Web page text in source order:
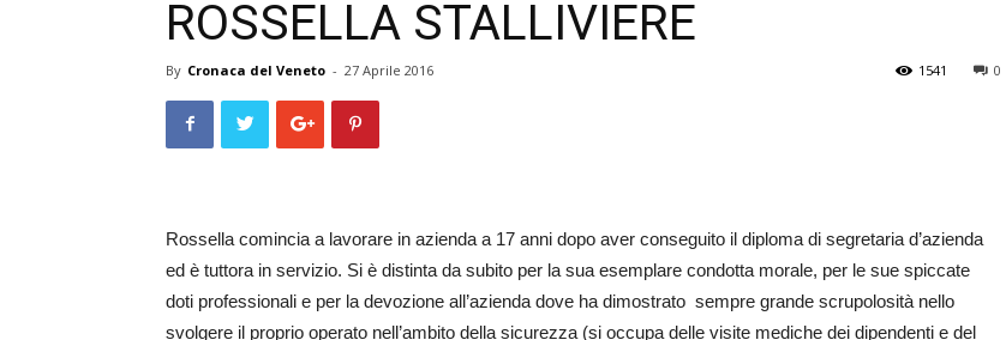
ROSSELLA STALLIVIERE
By Cronaca del Veneto - 27 Aprile 2016 0
1541
Rossella comincia a lavorare in azienda a 17 anni dopo aver conseguito il diploma di segretaria d’azienda
ed è tuttora in servizio. Si è distinta da subito per la sua esemplare condotta morale, per le sue spiccate
doti professionali e per la devozione all’azienda dove ha dimostrato sempre grande scrupolosità nello
svolgere il proprio operato nell’ambito della sicurezza (si occupa delle visite mediche dei dipendenti e del